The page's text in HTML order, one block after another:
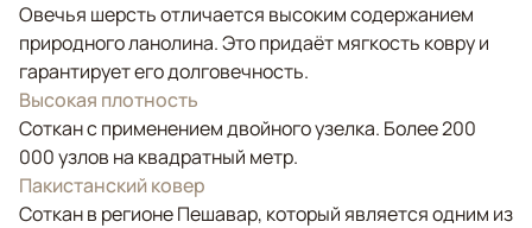
Овечья шерсть отличается высоким содержанием
природного ланолина. Это придаёт мягкость ковру и
гарантирует его долговечность.
Высокая плотность
Соткан с применением двойного узелка. Более 200
000 узлов на квадратный метр.
Пакистанский ковер
Соткан в регионе Пешавар, который является одним из